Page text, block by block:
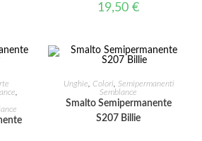
19,50€
AGGIUNGI AL CARRELLO
Unghie Colori
Semipermanenti
Semblance
Smalto Semipermanente
S207 Billie